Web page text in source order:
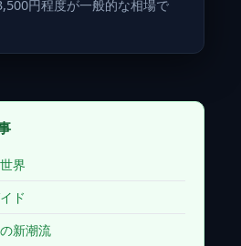
円程度が一般的な相場で
界
ド
新潮流